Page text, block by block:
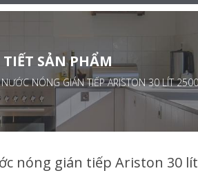
TIẾT SẢN PHẨM
NÓNG GIÁN TIẾP ARISTON 30 LÍT
nóng gián tiếp Ariston 30 lít